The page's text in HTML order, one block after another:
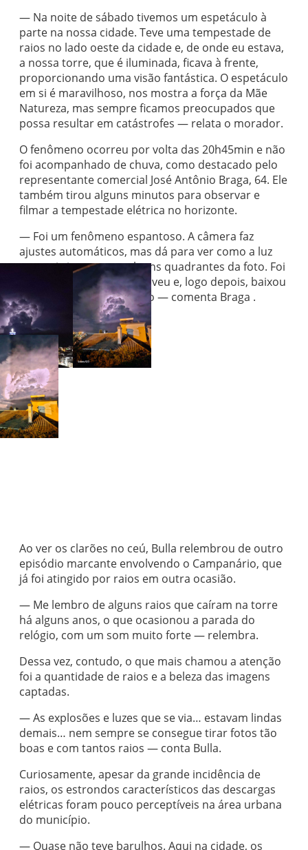
— Na noite de sábado tivemos um espetáculo à
parte na nossa cidade. Teve uma tempestade de
raios no lado oeste da cidade e, de onde eu estava,
a nossa torre, que é iluminada, ficava à frente,
proporcionando uma visão fantástica. O espetáculo
em si é maravilhoso, nos mostra a força da Mãe
Natureza, mas sempre ficamos preocupados que
possa resultar em catástrofes — relata o morador.
O fenômeno ocorreu por volta das 20h45min e não
foi acompanhado de chuva, como destacado pelo
representante comercial José Antônio Braga, 64. Ele
também tirou alguns minutos para observar e
filmar a tempestade elétrica no horizonte.
— Foi um fenômeno espantoso. A câmera faz
ajustes automáticos, mas dá para ver como a luz
era mais intensa em alguns quadrantes da foto. Foi
interessante que não choveu e, logo depois, baixou
uma névoa sobre a região — comenta Braga .
Ao ver os clarões no ceú, Bulla relembrou de outro
episódio marcante envolvendo o Campanário, que
já foi atingido por raios em outra ocasião.
— Me lembro de alguns raios que caíram na torre
há alguns anos, o que ocasionou a parada do
relógio, com um som muito forte — relembra.
Dessa vez, contudo, o que mais chamou a atenção
foi a quantidade de raios e a beleza das imagens
captadas.
— As explosões e luzes que se via… estavam lindas
demais… nem sempre se consegue tirar fotos tão
boas e com tantos raios — conta Bulla.
Curiosamente, apesar da grande incidência de
raios, os estrondos característicos das descargas
elétricas foram pouco perceptíveis na área urbana
do município.
— Quase não teve barulhos. Aqui na cidade, os